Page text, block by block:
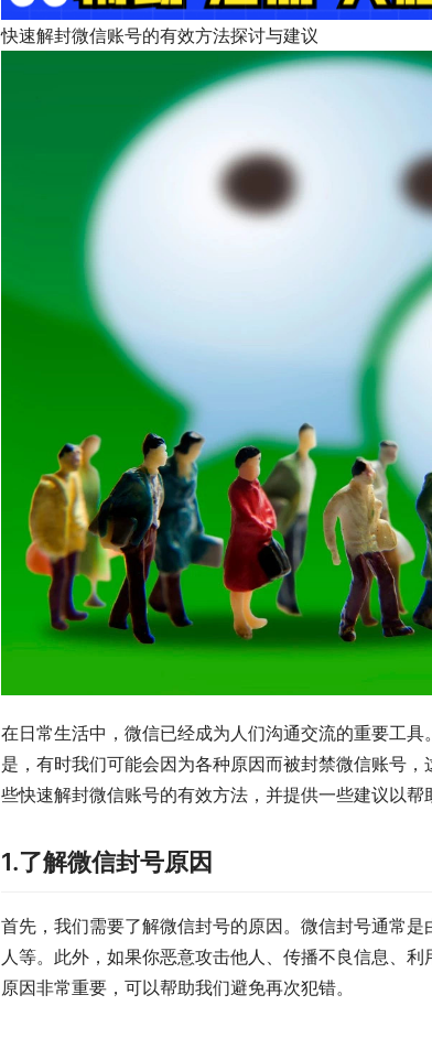
快速解封微信账号的有效方法探讨与建议
在日常生活中，微信已经成为人们沟通交流的重要工
是，有时我们可能会因为各种原因而被封禁微信账号
些快速解封微信账号的有效方法，并提供一些建议以帮
1.了解微信封号原因
首先，我们需要了解微信封号的原因。微信封号通常
人等。此外，如果你恶意攻击他人、传播不良信息、
原因非常重要，可以帮助我们避免再次犯错。